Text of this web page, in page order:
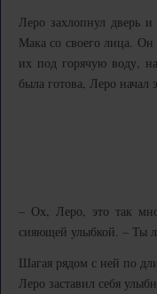
Леро захлопнул дверь
Мака со своего лица.
их под горячую воду,
была готова, Леро начал
– Ох, Леро, это так
сияющей улыбкой. – Ты
Шагая рядом с ней по
Леро заставил себя